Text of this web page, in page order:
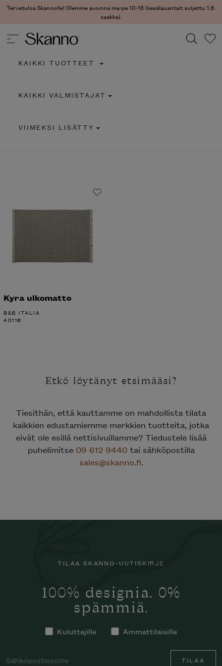
Tervetuloa Skannolle! Olemme avoinna ma-pe 10-18 (kesälauantait suljettu 1.8.
saakka).
Type 2 or more characters for results.
KAIKKI TUOTTEET
KAIKKI VALMISTAJAT
VIIMEKSI LISÄTTY
Kyra ulkomatto
B&B ITALIA
4011€
Etkö löytänyt etsimääsi?
Tiesithän, että kauttamme on mahdollista tilata
kaikkien edustamiemme merkkien tuotteita, jotka
eivät ole esillä nettisivuillamme? Tiedustele lisää
puhelimitse 09 612 9440tai sähköpostilla
sales@skanno.fi.
TILAA SKANNO-UUTISKIRJE
100% designia. 0%
spämmiä.
Kuluttajille Ammattilaisille
TILAA